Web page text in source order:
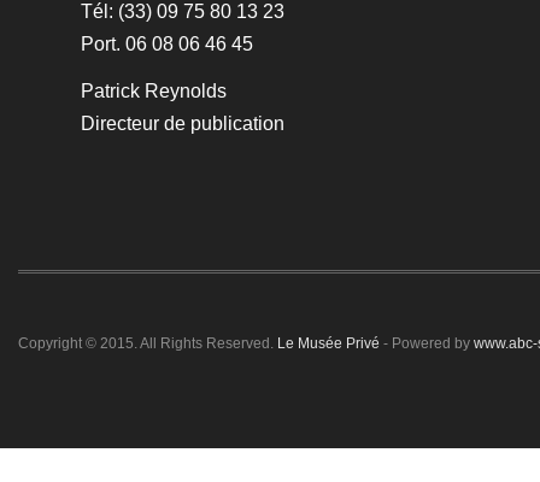
Tél: (33) 09 75 80 13 23
Port. 06 08 06 46 45
Patrick Reynolds
Directeur de publication
Copyright © 2015. All Rights Reserved. Le Musée Privé - Powered by